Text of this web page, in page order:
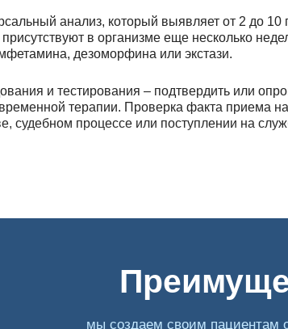
анализ, который выявляет от 2 до
в организме еще несколько
дезоморфина или экстази.
и тестирования – подтвердить или
терапии. Проверка факта приема
судебном процессе или поступлении на
собой чувствительные полоски для
мы создаем своим пациентам